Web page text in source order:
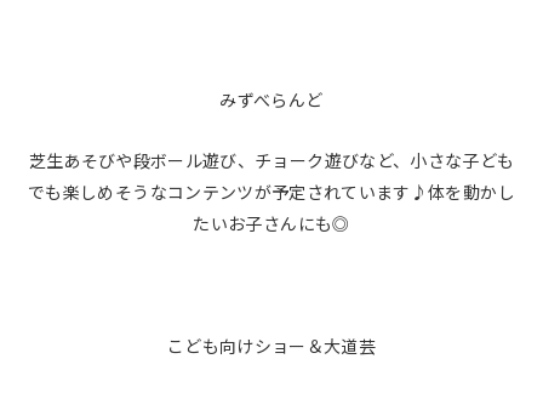
みずべらんど
芝生あそびや段ボール遊び、チョーク遊びなど、小さな子ども
でも楽しめそうなコンテンツが予定されています♪体を動かし
たいお子さんにも◎
こども向けショー＆大道芸